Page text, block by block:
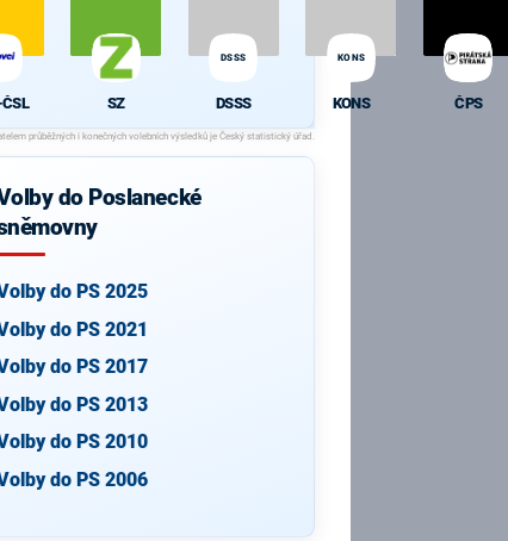
SZ
DSSS
DSSS
KONS
KONS ČPS
do Poslanecké
do PS 2025
do PS 2021
do PS 2017
do PS 2013
do PS 2010
do PS 2006